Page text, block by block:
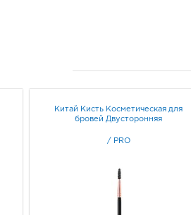
Китай Кисть Косметическая для
бровей Двусторонняя
/ PRO